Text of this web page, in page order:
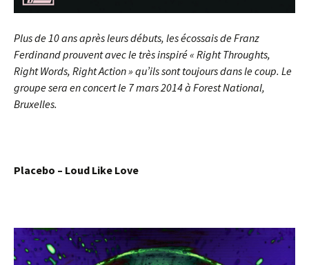
Plus de 10 ans après leurs débuts, les écossais de Franz
Ferdinand prouvent avec le très inspiré « Right Throughts,
Right Words, Right Action » qu’ils sont toujours dans le coup. Le
groupe sera en concert le 7 mars 2014 à Forest National,
Bruxelles.
Placebo – Loud Like Love